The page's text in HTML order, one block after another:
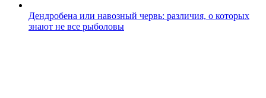
Дендробена или навозный червь: различия, о которых
знают не все рыболовы